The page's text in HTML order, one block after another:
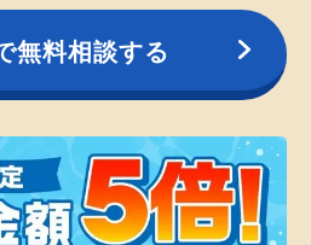
無料相談する